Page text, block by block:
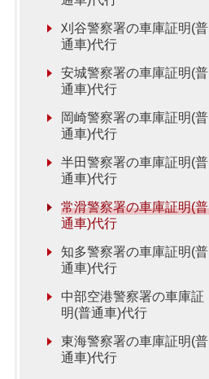
刈谷警察署の車庫証明(普
通車)代行
安城警察署の車庫証明(普
通車)代行
岡崎警察署の車庫証明(普
通車)代行
半田警察署の車庫証明(普
通車)代行
常滑警察署の車庫証明(普
通車)代行
知多警察署の車庫証明(普
通車)代行
中部空港警察署の車庫証
明(普通車)代行
東海警察署の車庫証明(普
通車)代行